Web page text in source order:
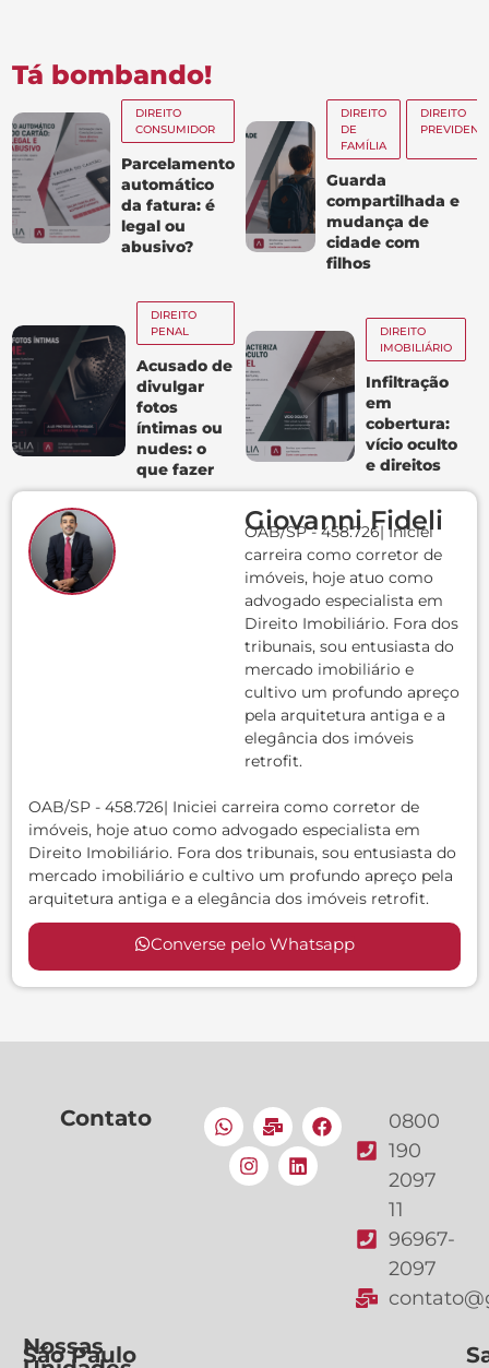
Giovanni Fideli
OAB/SP - 458.726| Iniciei
carreira como corretor de
imóveis, hoje atuo como
advogado especialista em
Direito Imobiliário. Fora dos
tribunais, sou entusiasta do
mercado imobiliário e
cultivo um profundo apreço
pela arquitetura antiga e a
elegância dos imóveis
retrofit.
OAB/SP - 458.726| Iniciei carreira como corretor de
imóveis, hoje atuo como advogado especialista em
Direito Imobiliário. Fora dos tribunais, sou entusiasta do
mercado imobiliário e cultivo um profundo apreço pela
arquitetura antiga e a elegância dos imóveis retrofit.
Converse pelo Whatsapp
Tá bombando!
DIREITO
CONSUMIDOR
Parcelamento
automático
da fatura: é
legal ou
abusivo?
DIREITO
PENAL
Acusado de
divulgar
fotos
íntimas ou
nudes: o
que fazer
DIREITO
DE
FAMÍLIA
DIREITO
Guarda
compartilhada e
mudança de
cidade com
filhos
DIREITO
IMOBILIÁRIO
Infiltração
em
cobertura:
vício oculto
e direitos
Contato
0800
190
2097
11
96967-
2097
Nossas
São Paulo